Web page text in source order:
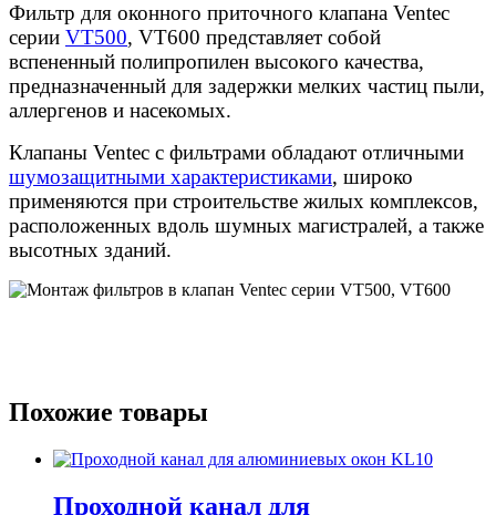
Фильтр для оконного приточного клапана Ventec
серии VT500, VT600 представляет собой
вспененный полипропилен высокого качества,
предназначенный для задержки мелких частиц пыли,
аллергенов и насекомых.
Клапаны Ventec с фильтрами обладают отличными
шумозащитными характеристиками, широко
применяются при строительстве жилых комплексов,
расположенных вдоль шумных магистралей, а также
высотных зданий.
Похожие товары
Проходной канал для